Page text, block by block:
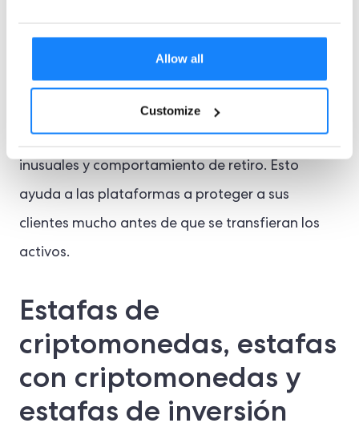
Allow all
Customize
Protocolos (DeFi). Por eso, los
controles sólidos de prevención del fraude en
criptomonedas deben rastrear cualquier cambio
de inicio de sesión relevante, dispositivos
inusuales y comportamiento de retiro. Esto
ayuda a las plataformas a proteger a sus
clientes mucho antes de que se transfieran los
activos.
Estafas de
criptomonedas, estafas
con criptomonedas y
estafas de inversión